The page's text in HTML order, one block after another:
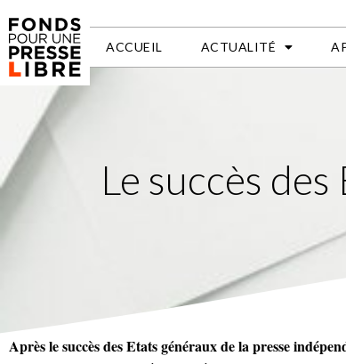
ACCUEIL ACTUALITÉ
Le succès
Après le succès des Etats généraux de la presse